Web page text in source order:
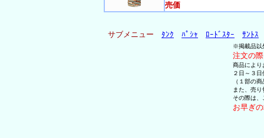
売価
サブメニュー ﾀﾝｸ ﾊﾟｼｬ ﾛｰﾄﾞｽﾀｰ ｻﾝﾄｽ
※掲載品以
注文の
商品により
２日～３
（１部の
また、売
その際は
お早ぎ